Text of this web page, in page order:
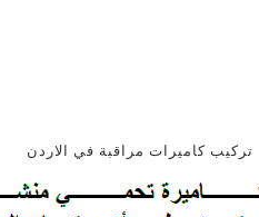
تركيب كاميرات مراقبة في الاردن